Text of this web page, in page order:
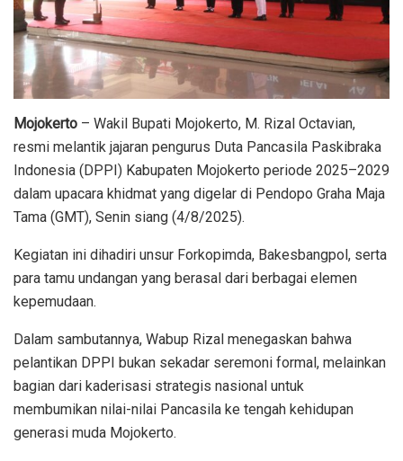
Mojokerto – Wakil Bupati Mojokerto, M. Rizal Octavian,
resmi melantik jajaran pengurus Duta Pancasila Paskibraka
Indonesia (DPPI) Kabupaten Mojokerto periode 2025–2029
dalam upacara khidmat yang digelar di Pendopo Graha Maja
Tama (GMT), Senin siang (4/8/2025).
Kegiatan ini dihadiri unsur Forkopimda, Bakesbangpol, serta
para tamu undangan yang berasal dari berbagai elemen
kepemudaan.
Dalam sambutannya, Wabup Rizal menegaskan bahwa
pelantikan DPPI bukan sekadar seremoni formal, melainkan
bagian dari kaderisasi strategis nasional untuk
membumikan nilai-nilai Pancasila ke tengah kehidupan
generasi muda Mojokerto.